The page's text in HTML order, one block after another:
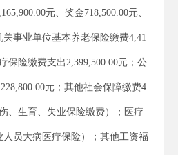
元、奖金718,500.00元、
事业单位基本养老保险缴费4,41
保险缴费支出2,399,500.00元；公
元；其他社会保障缴费4
、生育、失业保险缴费）；医疗
人员大病医疗保险）；其他工资福